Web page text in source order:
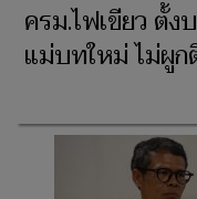
ครม.ไฟเขียว ตั้
แม่บทใหม่ ไม่ผู